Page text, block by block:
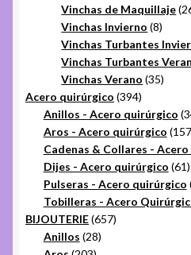
Vinchas de Maquillaje
Vinchas Invierno 88
Vinchas Turbantes
Vinchas Turbantes
Vinchas Verano 3535
Acero quirúrgico 394394
productos
Anillos - Acero quirúrgico
Aros - Acero quirúrgico 157
Cadenas & Collares -
Dijes - Acero quirúrgico 61
Pulseras - Acero quirúrgico
Tobilleras - Acero
BIJOUTERIE 657657
Anillos 2828